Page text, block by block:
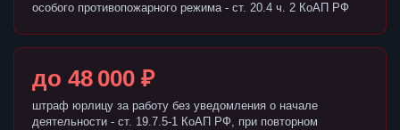
особого противопожарного режима - ст. 20.4 ч. 2 КоАП РФ
до 48 000 ₽
штраф юрлицу за работу без уведомления о начале
деятельности - ст. 19.7.5-1 КоАП РФ, при повторном